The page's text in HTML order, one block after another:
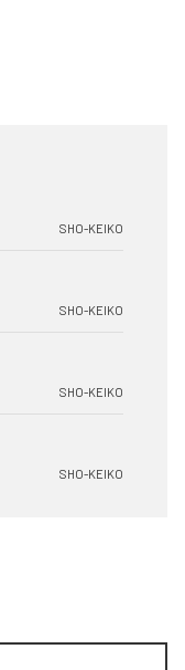
SHO-KEIKO
SHO-KEIKO
SHO-KEIKO
SHO-KEIKO